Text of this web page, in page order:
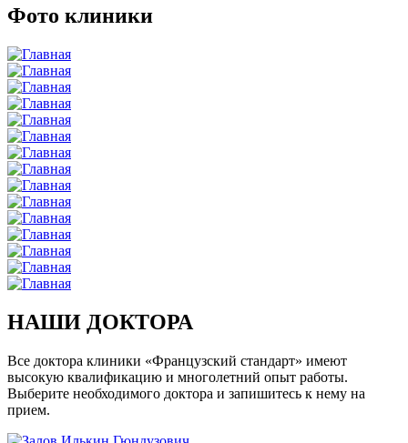
Фото клиники
НАШИ ДОКТОРА
Все доктора клиники «Французский стандарт» имеют
высокую квалификацию и многолетний опыт работы.
Выберите необходимого доктора и запишитесь к нему на
прием.